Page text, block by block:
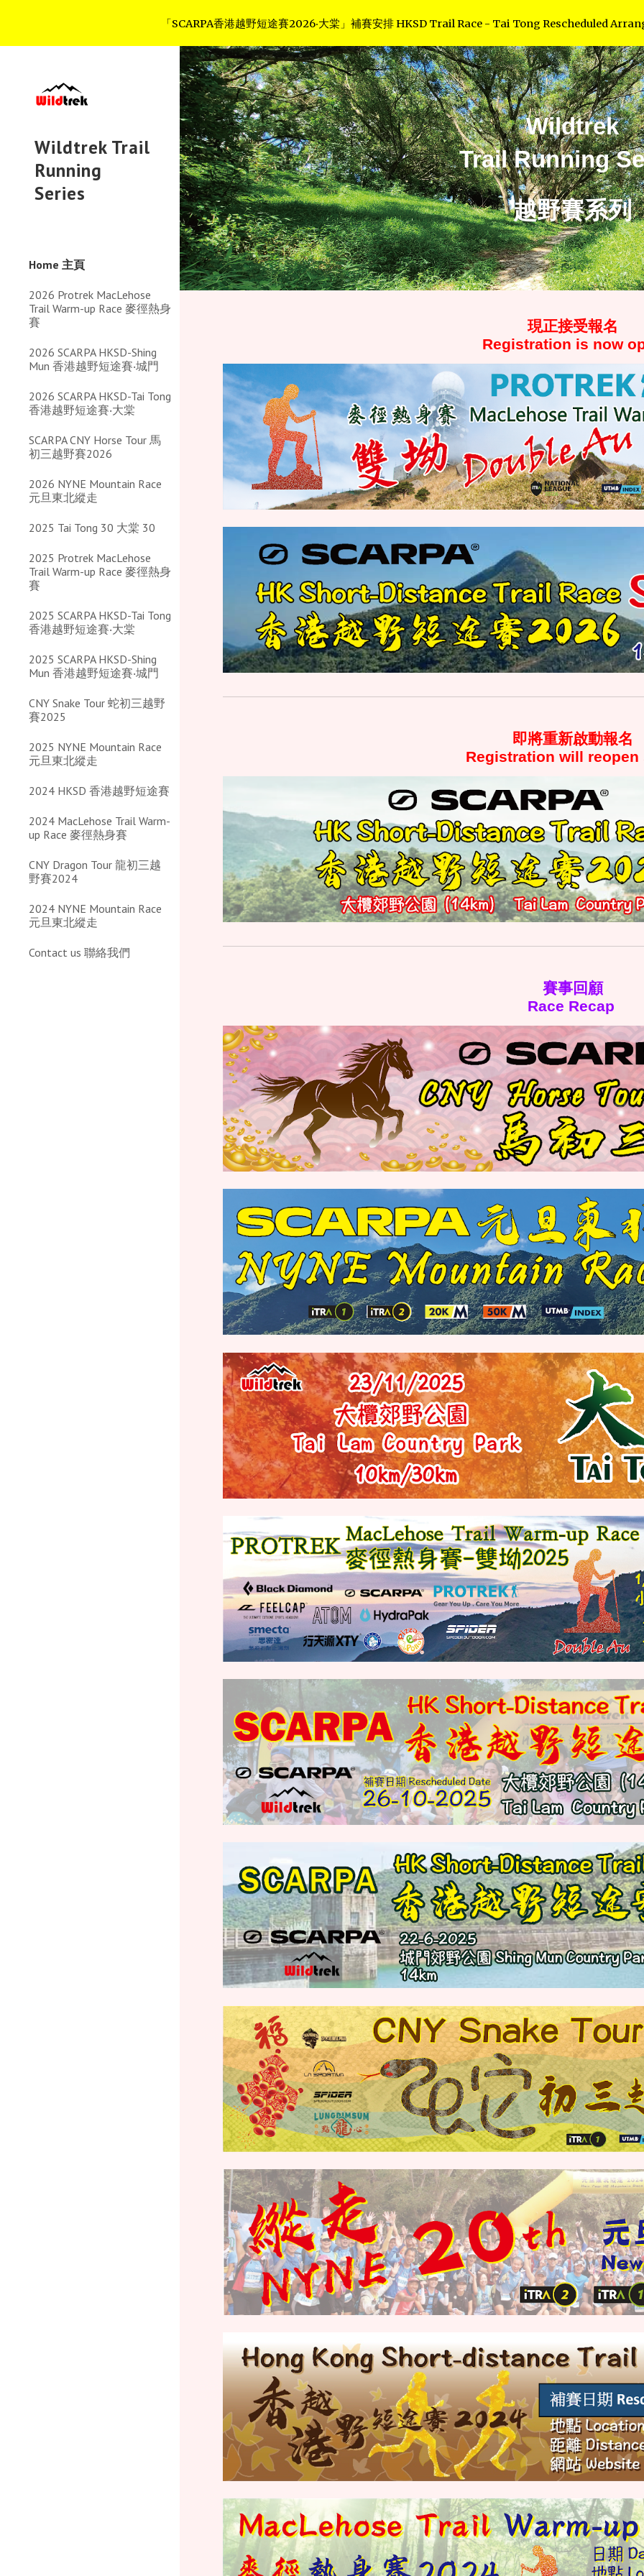
Skip to main content Skip to
「SCARPA香港越野短途賽2026‧大棠」補賽安排 HKSD Trail Race - Tai Tong Rescheduled
Wildtrek Trail
Running
Series
Home 主頁
2026 Protrek MacLehose
Trail Warm-up Race 麥徑熱身
賽
2026 SCARPA HKSD-Shing
Mun 香港越野短途賽‧城門
2026 SCARPA HKSD-Tai Tong
香港越野短途賽‧大棠
SCARPA CNY Horse Tour 馬
初三越野賽2026
2026 NYNE Mountain Race
元旦東北縱走
2025 Tai Tong 30 大棠 30
2025 Protrek MacLehose
Trail Warm-up Race 麥徑熱身
賽
2025 SCARPA HKSD-Tai Tong
香港越野短途賽‧大棠
2025 SCARPA HKSD-Shing
Mun 香港越野短途賽‧城門
CNY Snake Tour 蛇初三越野
賽2025
2025 NYNE Mountain Race
元旦東北縱走
2024 HKSD 香港越野短途賽
2024 MacLehose Trail Warm-
up Race 麥徑熱身賽
CNY Dragon Tour 龍初三越
野賽2024
2024 NYNE Mountain Race
元旦東北縱走
Contact us 聯絡我們
Wildtrek
Trail Running
越野賽系列
現正接受報名
Registration is now
即將重新啟動報名
Registration will reopen
賽事回顧
Race Recap